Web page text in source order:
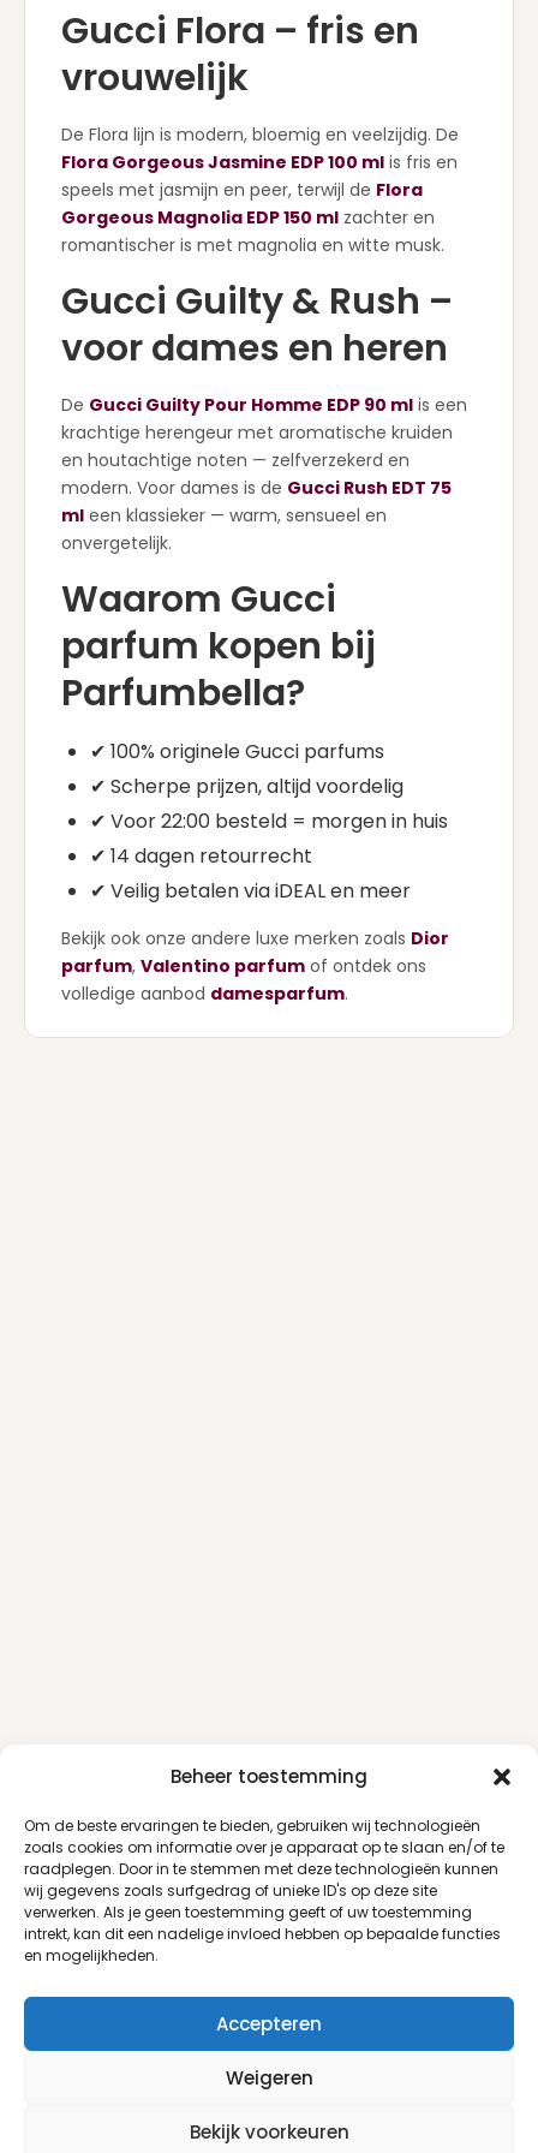
Beheer toestemming
Om de beste ervaringen te bieden, gebruiken wij technologieën
zoals cookies om informatie over je apparaat op te slaan en/of te
raadplegen. Door in te stemmen met deze technologieën kunnen
wij gegevens zoals surfgedrag of unieke ID's op deze site
verwerken. Als je geen toestemming geeft of uw toestemming
intrekt, kan dit een nadelige invloed hebben op bepaalde functies
en mogelijkheden.
Accepteren
Weigeren
Bekijk voorkeuren
Gucci Flora – fris en
vrouwelijk
De Flora lijn is modern, bloemig en veelzijdig. De
Flora Gorgeous Jasmine EDP 100 ml is fris en
speels met jasmijn en peer, terwijl de Flora
Gorgeous Magnolia EDP 150 ml zachter en
romantischer is met magnolia en witte musk.
Gucci Guilty & Rush –
voor dames en heren
De Gucci Guilty Pour Homme EDP 90 ml is een
krachtige herengeur met aromatische kruiden
en houtachtige noten — zelfverzekerd en
modern. Voor dames is de Gucci Rush EDT 75
ml een klassieker — warm, sensueel en
onvergetelijk.
Waarom Gucci
parfum kopen bij
Parfumbella?
✔ 100% originele Gucci parfums
✔ Scherpe prijzen, altijd voordelig
✔ Voor 22:00 besteld = morgen in huis
✔ 14 dagen retourrecht
✔ Veilig betalen via iDEAL en meer
Bekijk ook onze andere luxe merken zoals Dior
parfum, Valentino parfum of ontdek ons
volledige aanbod damesparfum.